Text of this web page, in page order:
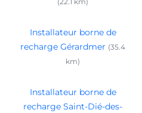
Installateur borne de
recharge Gérardmer (35.4
km)
Installateur borne de
recharge Saint-Dié-des-